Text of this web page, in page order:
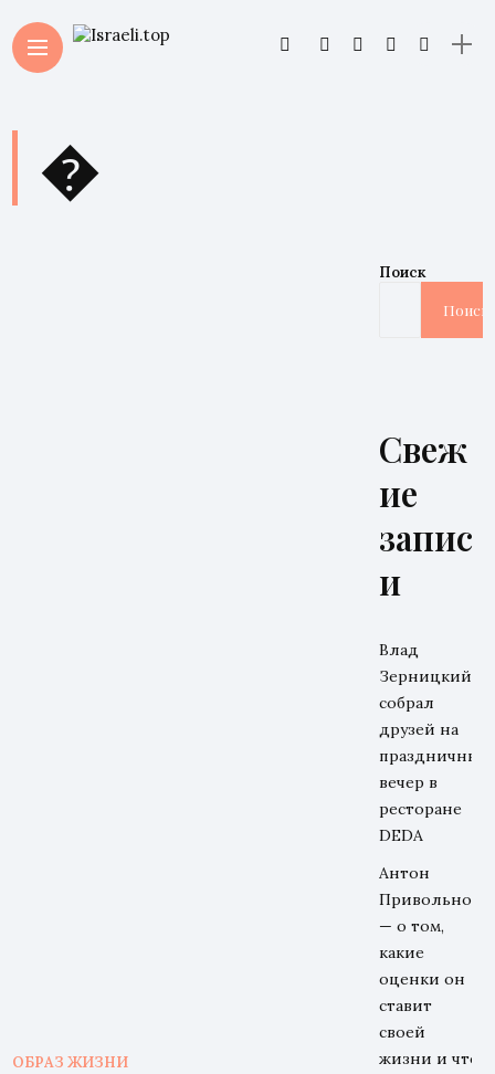
�
ОБРАЗ ЖИЗНИ
Поиск
Поиск
Свеж
ие
запис
и
Влад
Зерницкий
собрал
друзей на
праздничный
вечер в
ресторане
DEDA
Антон
Привольнов
— о том,
какие
оценки он
ставит
своей
жизни и что